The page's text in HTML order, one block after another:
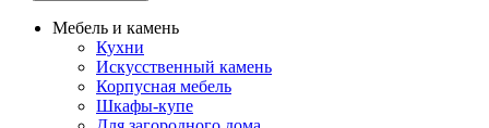
Мебель и камень
Кухни
Искусственный камень
Корпусная мебель
Шкафы-купе